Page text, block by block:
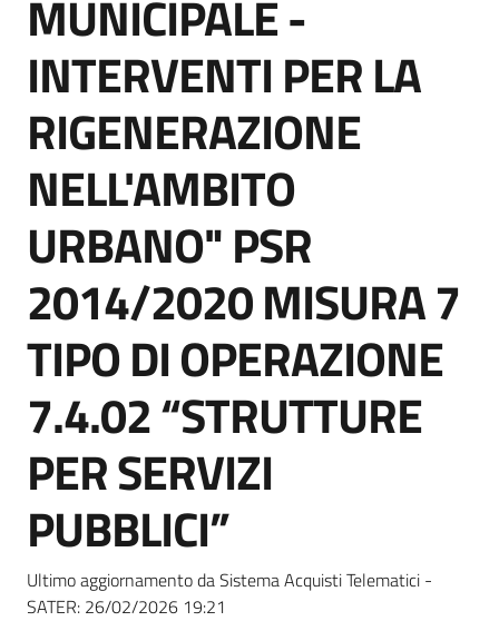
Supporto
Piattaforme
telematiche
English
site
Seguici
su
MUNICIPALE -
INTERVENTI PER LA
RIGENERAZIONE
NELL'AMBITO
URBANO" PSR
2014/2020 MISURA 7
TIPO DI OPERAZIONE
7.4.02 “STRUTTURE
PER SERVIZI
PUBBLICI”
Ultimo aggiornamento da Sistema Acquisti Telematici -
SATER: 26/02/2026 19:21